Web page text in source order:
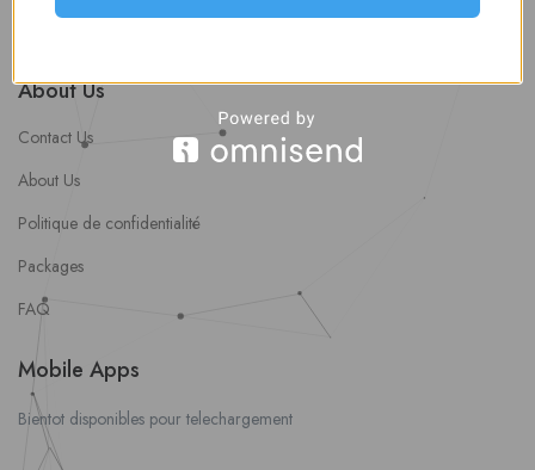
About Us
Contact Us
About Us
Politique de confidentialité
Packages
FAQ
Mobile Apps
Bientot disponibles pour telechargement